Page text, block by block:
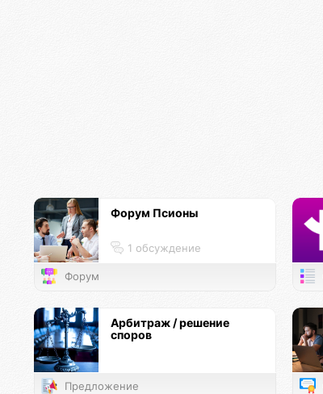
Форум Псионы
1 обсуждение
Форум
Арбитраж / решение
споров
Предложение